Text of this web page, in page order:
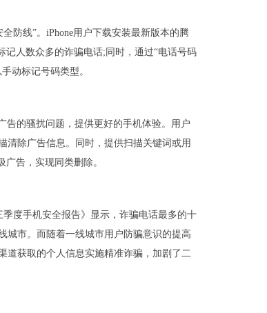
防线”。iPhone用户下载安装最新版本的腾
记人数众多的诈骗电话;同时，通过“电话号码
动标记号码类型。
告的骚扰问题，提供更好的手机体验。用户
清除广告信息。同时，提供扫描关键词或用
告，实现同类删除。
度手机安全报告》显示，诈骗电话最多的十
城市。而随着一线城市用户防骗意识的提高
道获取的个人信息实施精准诈骗，加剧了二